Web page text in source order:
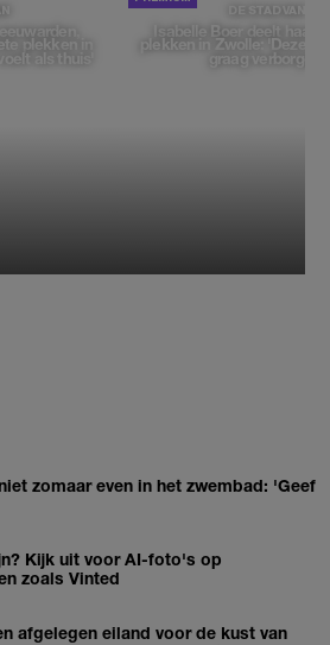
plekken in
als thuis'
DE STAD VAN
Isabelle Boer deelt haar
plekken in Zwolle: 'Deze
graag verborgen'
zomaar even in het zwembad: 'Geef
Kijk uit voor AI-foto's op
zoals Vinted
afgelegen eiland voor de kust van